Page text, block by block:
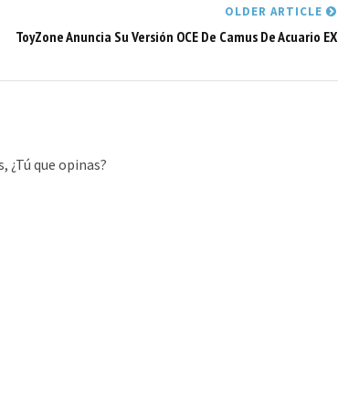
OLDER ARTICLE
ToyZone Anuncia Su Versión OCE De Camus De Acuario EX
que opinas?